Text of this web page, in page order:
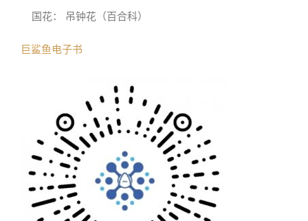
国花： 吊钟花（百合科）
巨鲨鱼电子书